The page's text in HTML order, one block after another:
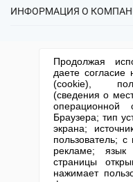
ИНФОРМАЦИЯ О
Спецпредложения
Готовые фирмы
Продажа фирм
Регистрация
Ликвидация
Регистрация изменений
Юридические адреса
КОНТАКТНАЯ
+7 (495) 740-38-07
(По Москве)
Москва, ул. Сущевский
дом 5, стр. 3
Продолжая
даете согласие
(cookie),
(сведения о
Браузера; тип
экрана;
пользователь; с
рекламе;
страницы
нажимает